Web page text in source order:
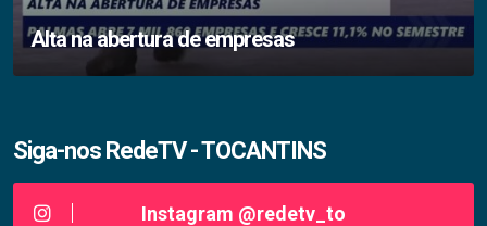
Alta na abertura de empresas
Siga-nos RedeTV - TOCANTINS
Instagram @redetv_to